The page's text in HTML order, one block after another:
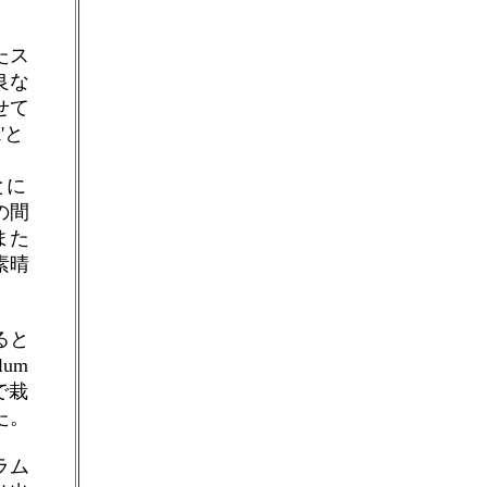
ス
な
て
に
間
た
晴
と
栽
ム